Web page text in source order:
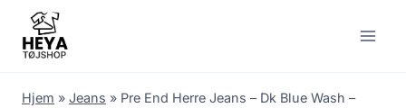
content
Hjem » Jeans » Pre End Herre Jeans – Dk Blue Wash –